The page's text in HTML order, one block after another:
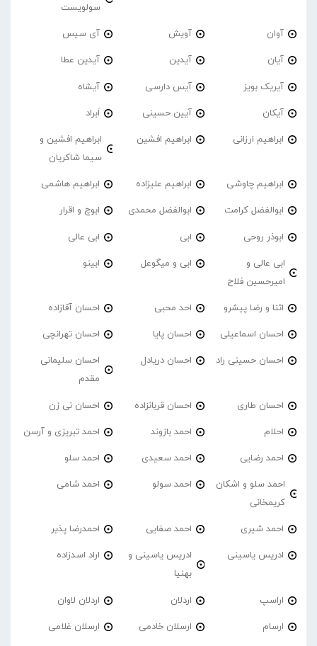
سولویست
آوان آویش آی سیس
آیان آیدین آیدین عطا
آیریک بویز آیس دارسی آیشاه
آیکان آیین حسینی اَبراد
ابراهیم ارزانی ابراهیم افشین
ابراهیم افشین و
سیما شاکریان
ابراهیم چاوشی ابراهیم علیزاده ابراهیم هاشمی
ابوالفضل کرامت ابوالفضل محمدی ابوچ و اقرار
ابوذر روحی ابی ابی عالی
ابی عالی و
امیرحسین فلاح
ابی و میگوعل ابینو
اثنا و رضا پیشرو احد محبی احسان آقازاده
احسان اسماعیلی احسان پایا احسان تهرانچی
احسان حسینی راد احسان دریادل
احسان سلیمانی
مقدم
احسان طاری احسان قربانزاده احسان نی زن
احلام احمد بازوند احمد تبریزی و آرسن
احمد‌ رضایی احمد سعیدی احمد سلو
احمد سلو و اشکان
کریمخانی
احمد سولو احمد شامی
احمد شیری احمد صفایی احمدرضا پذیر
ادریس یاسینی
ادریس یاسینی و
بهنیا
اراد اسدزاده
اراسپ اردلان اردلان لاوان
ارسام ارسلان خادمی ارسلان غلامی